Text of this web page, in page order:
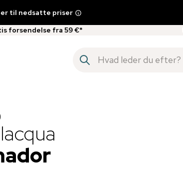
til nedsatte priser
forsendelse fra 59 €*